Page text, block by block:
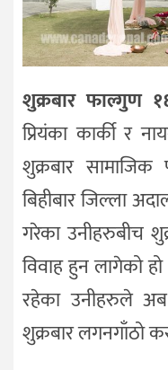
शुक्रबार फाल्गुण
प्रियंका कार्की र
शुक्रबार सामाजिक
बिहीबार जिल्ला
गरेका उनीहरुबीच
विवाह हुन लागेको
रहेका उनीहरुले
शुक्रबार लगनगाँठो